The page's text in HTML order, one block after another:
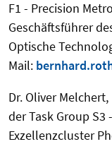
F1 - Precision
Geschäftsführer
Optische
Mail:
Dr. Oliver
der Task Group
Exzellenzcluster